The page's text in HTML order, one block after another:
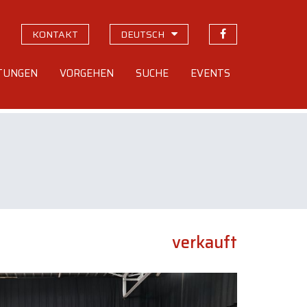
KONTAKT DEUTSCH
VORGEHEN SUCHE EVENTS
verkauft